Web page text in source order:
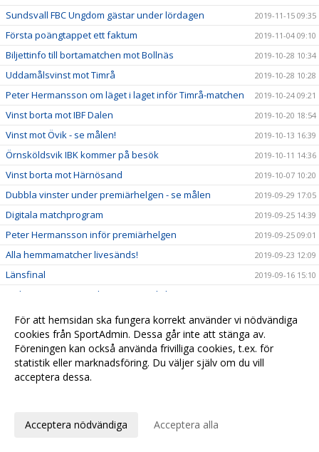
Sundsvall FBC Ungdom gästar under lördagen 2019-11-15 09:35
Första poängtappet ett faktum 2019-11-04 09:10
Biljettinfo till bortamatchen mot Bollnäs 2019-10-28 10:34
Uddamålsvinst mot Timrå 2019-10-28 10:28
Peter Hermansson om läget i laget inför Timrå-matchen 2019-10-24 09:21
Vinst borta mot IBF Dalen 2019-10-20 18:54
Vinst mot Övik - se målen! 2019-10-13 16:39
Örnsköldsvik IBK kommer på besök 2019-10-11 14:36
Vinst borta mot Härnösand 2019-10-07 10:20
Dubbla vinster under premiärhelgen - se målen 2019-09-29 17:05
Digitala matchprogram 2019-09-25 14:39
Peter Hermansson inför premiärhelgen 2019-09-25 09:01
Alla hemmamatcher livesänds! 2019-09-23 12:09
Länsfinal 2019-09-16 15:10
Förlust i träningsmatchen mot Sandviken
Vinst borta mot Sundsvall FBC 2019-09-14 17:45
Hemmamatch för herrarna under söndagen 2019-09-14 16:00
Förlust i första träningsmatchen 2019-09-01 16:56
Fredrik Linde klar för Kloten-Dietlikon Jets
Elias Slagbrand Nyqvist klar för H/B
För att hemsidan ska fungera korrekt använder vi nödvändiga
cookies från SportAdmin. Dessa går inte att stänga av.
Föreningen kan också använda frivilliga cookies, t.ex. för
statistik eller marknadsföring. Du väljer själv om du vill
acceptera dessa.
Acceptera nödvändiga Acceptera alla